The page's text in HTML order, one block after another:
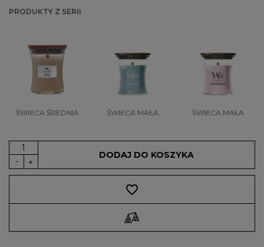
PRODUKTY Z SERII
ŚWIECA ŚREDNIA ŚWIECA MAŁA ŚWIECA MAŁA
DODAJ DO KOSZYKA
favorite_border